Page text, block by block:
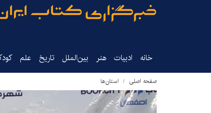
خانه ادبیات هنر بین‌الملل تاریخ‌ علم
صفحه اصلی استان‌ها